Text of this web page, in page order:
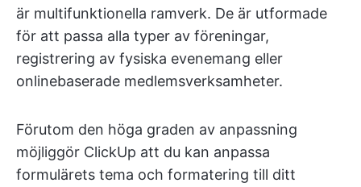
är multifunktionella ramverk. De är utformade
för att passa alla typer av föreningar,
registrering av fysiska evenemang eller
onlinebaserade medlemsverksamheter.
Förutom den höga graden av anpassning
möjliggör ClickUp att du kan anpassa
formulärets tema och formatering till ditt